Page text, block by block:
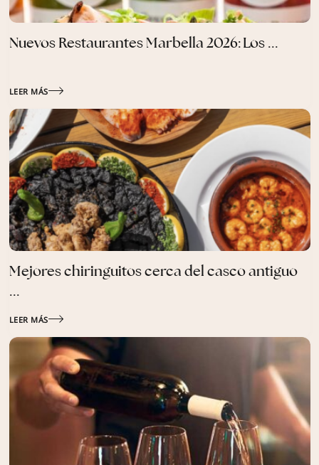
Nuevos Restaurantes Marbella 2026: Los ...
LEER MÁS
Mejores chiringuitos cerca del casco antiguo
...
LEER MÁS